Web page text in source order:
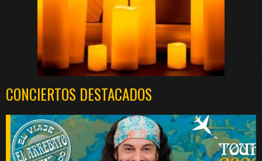
CONCIERTOS DESTACADOS